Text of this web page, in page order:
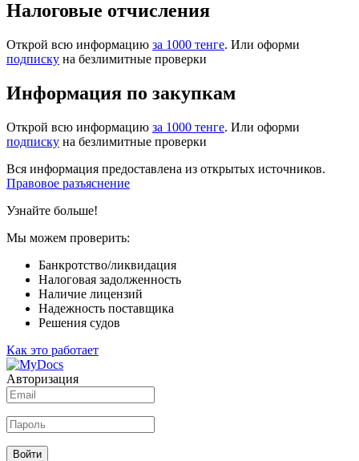
Налоговые отчисления
Открой всю информацию за 1000 тенге. Или оформи
подписку на безлимитные проверки
Информация по закупкам
Открой всю информацию за 1000 тенге. Или оформи
подписку на безлимитные проверки
Вся информация предоставлена из открытых источников.
Правовое разъяснение
Узнайте больше!
Мы можем проверить:
Банкротство/ликвидация
Налоговая задолженность
Наличие лицензий
Надежность поставщика
Решения судов
Как это работает
Авторизация
Войти